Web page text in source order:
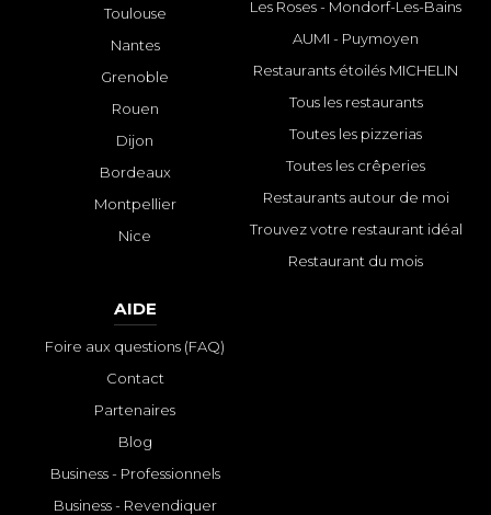
Toulouse
Nantes
Grenoble
Rouen
Dijon
Bordeaux
Montpellier
Nice
Les Roses - Mondorf-Les-Bains
AUMI - Puymoyen
Restaurants étoilés MICHELIN
Tous les restaurants
Toutes les pizzerias
Toutes les crêperies
Restaurants autour de moi
Trouvez votre restaurant idéal
Restaurant du mois
AIDE
Foire aux questions (FAQ)
Contact
Partenaires
Blog
Business - Professionnels
Business - Revendiquer